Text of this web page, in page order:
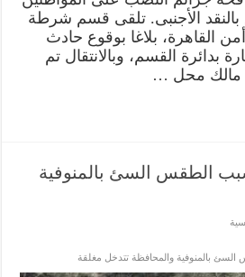
بالنقد الأجنبى. تلقى قسم شرطة
القاهرة، بلاغا بوقوع حادث
بدائرة القسم، وبالانتقال تم
مالك محل …
الطقس السئ بالمنوفية
بالمنوفية والمحافظة تتدخل مغلقة